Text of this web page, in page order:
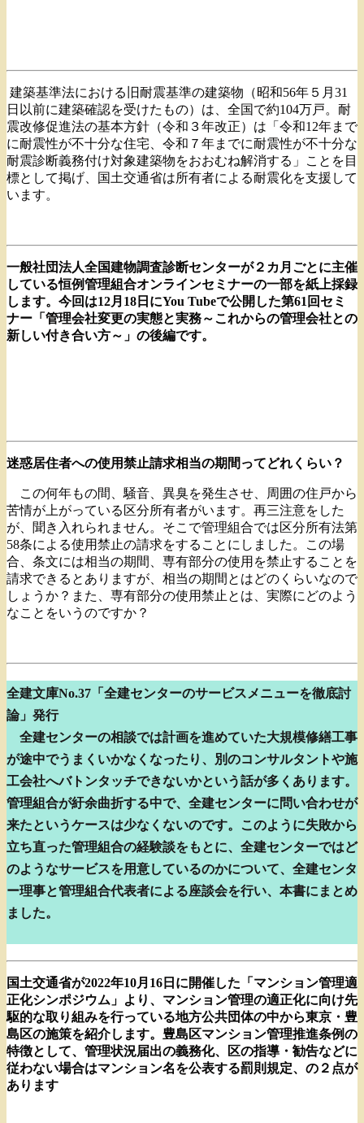
建築基準法における旧耐震基準の建築物（昭和56年５月31
日以前に建築確認を受けたもの）は、全国で約104万戸。耐
震改修促進法の基本方針（令和３年改正）は「令和12年まで
に耐震性が不十分な住宅、令和７年までに耐震性が不十分な
耐震診断義務付け対象建築物をおおむね解消する」ことを目
標として掲げ、国土交通省は所有者による耐震化を支援して
います。
一般社団法人全国建物調査診断センターが２カ月ごとに主催
している恒例管理組合オンラインセミナーの一部を紙上採録
します。今回は12月18日にYou Tubeで公開した第61回セミ
ナー「管理会社変更の実態と実務～これからの管理会社との
新しい付き合い方～」の後編です。
迷惑居住者への使用禁止請求相当の期間ってどれくらい？
この何年もの間、騒音、異臭を発生させ、周囲の住戸から
苦情が上がっている区分所有者がいます。再三注意をした
が、聞き入れられません。そこで管理組合では区分所有法第
58条による使用禁止の請求をすることにしました。この場
合、条文には相当の期間、専有部分の使用を禁止することを
請求できるとありますが、相当の期間とはどのくらいなので
しょうか？また、専有部分の使用禁止とは、実際にどのよう
なことをいうのですか？
全建文庫No.37「全建センターのサービスメニューを徹底討
論」発行
全建センターの相談では計画を進めていた大規模修繕工事
が途中でうまくいかなくなったり、別のコンサルタントや施
工会社へバトンタッチできないかという話が多くあります。
管理組合が紆余曲折する中で、全建センターに問い合わせが
来たというケースは少なくないのです。このように失敗から
立ち直った管理組合の経験談をもとに、全建センターではど
のようなサービスを用意しているのかについて、全建センタ
ー理事と管理組合代表者による座談会を行い、本書にまとめ
ました。
国土交通省が2022年10月16日に開催した「マンション管理適
正化シンポジウム」より、マンション管理の適正化に向け先
駆的な取り組みを行っている地方公共団体の中から東京・豊
島区の施策を紹介します。豊島区マンション管理推進条例の
特徴として、管理状況届出の義務化、区の指導・勧告などに
従わない場合はマンション名を公表する罰則規定、の２点が
あります